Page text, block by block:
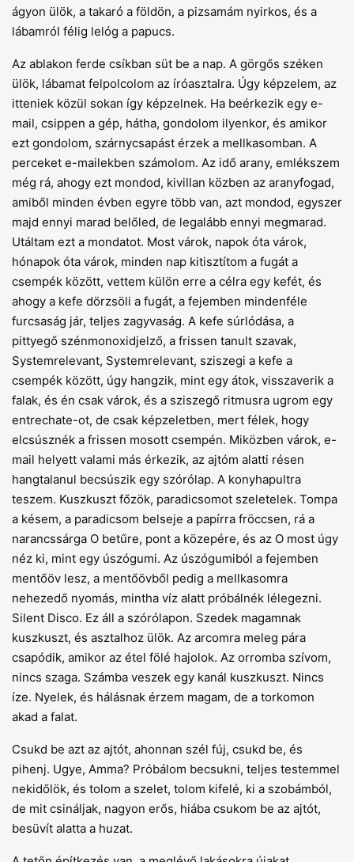
ágyon ülök, a takaró a földön, a pizsamám nyirkos, és a
lábamról félig lelóg a papucs.
Az ablakon ferde csíkban süt be a nap. A görgős széken
ülök, lábamat felpolcolom az íróasztalra. Úgy képzelem, az
itteniek közül sokan így képzelnek. Ha beérkezik egy e-
mail, csippen a gép, hátha, gondolom ilyenkor, és amikor
ezt gondolom, szárnycsapást érzek a mellkasomban. A
perceket e-mailekben számolom. Az idő arany, emlékszem
még rá, ahogy ezt mondod, kivillan közben az aranyfogad,
amiből minden évben egyre több van, azt mondod, egyszer
majd ennyi marad belőled, de legalább ennyi megmarad.
Utáltam ezt a mondatot. Most várok, napok óta várok,
hónapok óta várok, minden nap kitisztítom a fugát a
csempék között, vettem külön erre a célra egy kefét, és
ahogy a kefe dörzsöli a fugát, a fejemben mindenféle
furcsaság jár, teljes zagyvaság. A kefe súrlódása, a
pittyegő szénmonoxidjelző, a frissen tanult szavak,
Systemrelevant, Systemrelevant, sziszegi a kefe a
csempék között, úgy hangzik, mint egy átok, visszaverik a
falak, és én csak várok, és a sziszegő ritmusra ugrom egy
entrechate-ot, de csak képzeletben, mert félek, hogy
elcsúsznék a frissen mosott csempén. Miközben várok, e-
mail helyett valami más érkezik, az ajtóm alatti résen
hangtalanul becsúszik egy szórólap. A konyhapultra
teszem. Kuszkuszt főzök, paradicsomot szeletelek. Tompa
a késem, a paradicsom belseje a papírra fröccsen, rá a
narancssárga O betűre, pont a közepére, és az O most úgy
néz ki, mint egy úszógumi. Az úszógumiból a fejemben
mentőöv lesz, a mentőövből pedig a mellkasomra
nehezedő nyomás, mintha víz alatt próbálnék lélegezni.
Silent Disco. Ez áll a szórólapon. Szedek magamnak
kuszkuszt, és asztalhoz ülök. Az arcomra meleg pára
csapódik, amikor az étel fölé hajolok. Az orromba szívom,
nincs szaga. Számba veszek egy kanál kuszkuszt. Nincs
íze. Nyelek, és hálásnak érzem magam, de a torkomon
akad a falat.
Csukd be azt az ajtót, ahonnan szél fúj, csukd be, és
pihenj. Ugye, Amma? Próbálom becsukni, teljes testemmel
nekidőlök, és tolom a szelet, tolom kifelé, ki a szobámból,
de mit csináljak, nagyon erős, hiába csukom be az ajtót,
besüvít alatta a huzat.